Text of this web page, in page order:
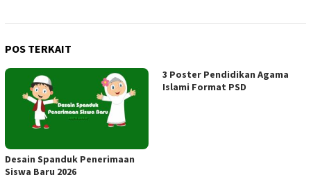
POS TERKAIT
Desain Spanduk Penerimaan
Siswa Baru 2026
3 Poster Pendidikan Agama
Islami Format PSD